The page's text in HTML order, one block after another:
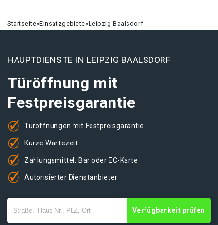
Startseite»Einsatzgebiete»Leipzig Baalsdorf
HAUPTDIENSTE IN LEIPZIG BAALSDORF
Türöffnung mit
Festpreisgarantie
Türöffnungen mit Festpreisgarantie
Kurze Wartezeit
Zahlungsmittel: Bar oder EC-Karte
Autorisierter Dienstanbieter
Verfügbarkeit prüfen